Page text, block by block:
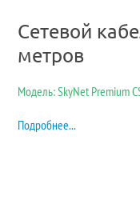
Сетевой
метров
Модель: SkyNet Premium
Подробнее...